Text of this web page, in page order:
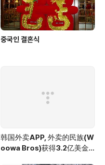
중국인 결혼식
韩国外卖APP, 外卖的民族(W
oowa Bros)获得3.2亿美金